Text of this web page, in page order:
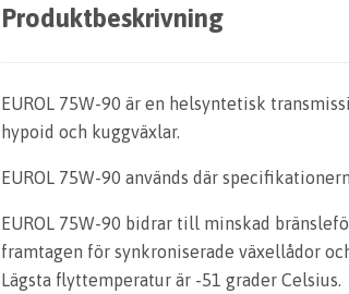
Produktbeskrivning
EUROL 75W-90 är en helsyntetisk
hypoid och kuggväxlar.
EUROL 75W-90 används där
EUROL 75W-90 bidrar till minskad
framtagen för synkroniserade växellådor
Lägsta flyttemperatur är -51 grader Celsius.